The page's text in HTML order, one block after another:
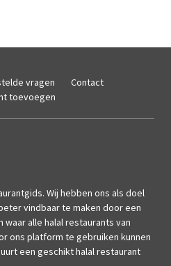
vragen
Contact
toevoegen
Wij hebben ons als doel
vindbaar te maken door een
alle halal restaurants van
ons platform te gebruiken kunnen
een geschikt halal restaurant